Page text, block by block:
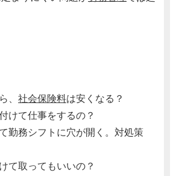
、 社会保険料は安くなる？
けて仕事をするの？
勤務シフトに穴が開く。対処策
て取ってもいいの？